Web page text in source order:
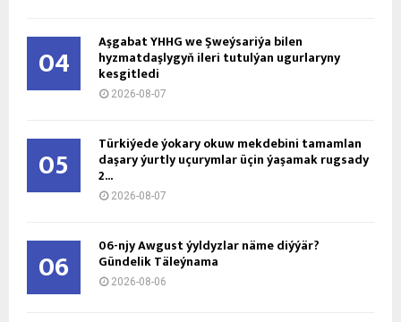
04 Aşgabat ÝHHG we Şweýsariýa bilen
hyzmatdaşlygyň ileri tutulýan ugurlaryny
kesgitledi
2026-08-07
05 Türkiýede ýokary okuw mekdebini tamamlan
daşary ýurtly uçurymlar üçin ýaşamak rugsady
2...
2026-08-07
06 06-njy Awgust ýyldyzlar näme diýýär?
Gündelik Täleýnama
2026-08-06